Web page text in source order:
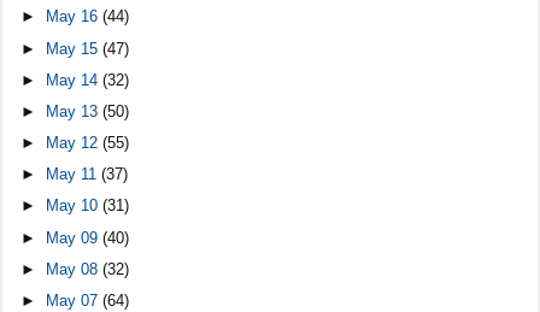
►
May 16(44)
► May 15(47)
► May 14(32)
►
May 13(50)
►
May 12(55)
►
May 11(37)
►
May 10(31)
► May 09(40)
►
May 08(32)
►
May 07(64)